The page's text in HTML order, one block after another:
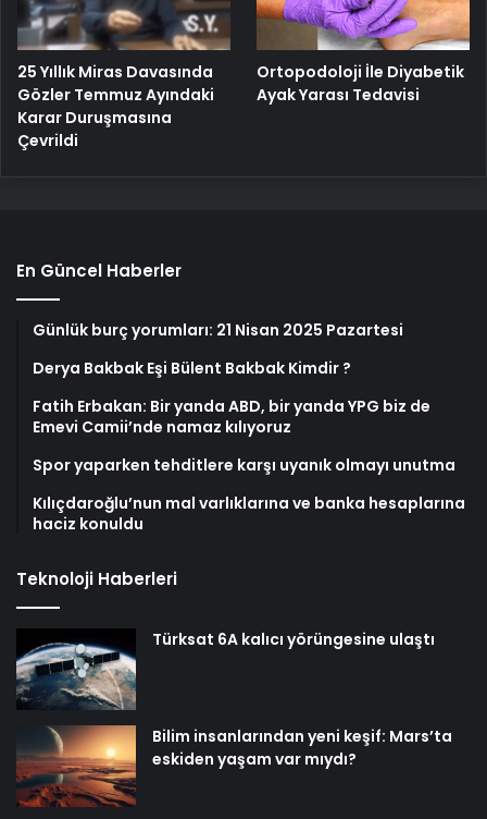
25 Yıllık Miras Davasında
Gözler Temmuz Ayındaki
Karar Duruşmasına
Çevrildi
Ortopodoloji İle Diyabetik
Ayak Yarası Tedavisi
En Güncel Haberler
Günlük burç yorumları: 21 Nisan 2025 Pazartesi
Derya Bakbak Eşi Bülent Bakbak Kimdir ?
Fatih Erbakan: Bir yanda ABD, bir yanda YPG biz de
Emevi Camii’nde namaz kılıyoruz
Spor yaparken tehditlere karşı uyanık olmayı unutma
Kılıçdaroğlu’nun mal varlıklarına ve banka hesaplarına
haciz konuldu
Teknoloji Haberleri
Türksat 6A kalıcı yörüngesine ulaştı
Bilim insanlarından yeni keşif: Mars’ta
eskiden yaşam var mıydı?